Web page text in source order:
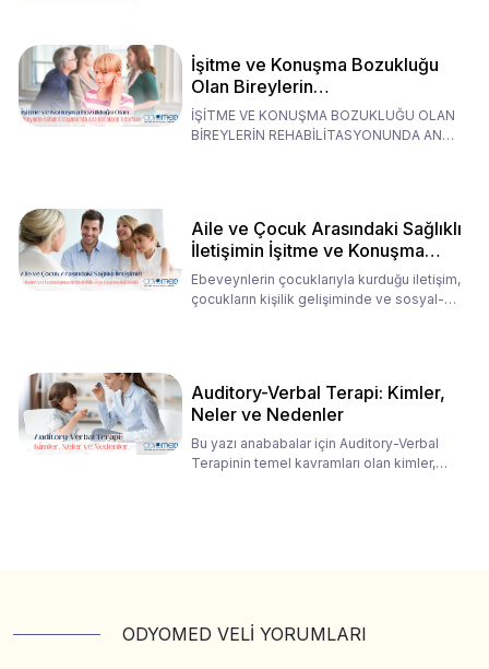
İşitme ve Konuşma Bozukluğu
Olan Bireylerin
Rehabilitasyonunda Ana
Babaların Tutumları
İŞİTME VE KONUŞMA BOZUKLUĞU OLAN
BİREYLERİN REHABİLİTASYONUNDA ANA
Aile ve Çocuk Arasındaki Sağlıklı
İletişimin İşitme ve Konuşma
Rehabilitasyonundaki Rolü
Ebeveynlerin çocuklarıyla kurduğu iletişim,
çocukların kişilik gelişiminde ve sosyal-
Auditory-Verbal Terapi: Kimler,
Neler ve Nedenler
Bu yazı anababalar için Auditory-Verbal
Terapinin temel kavramları olan kimler,
ODYOMED VELİ YORUMLARI